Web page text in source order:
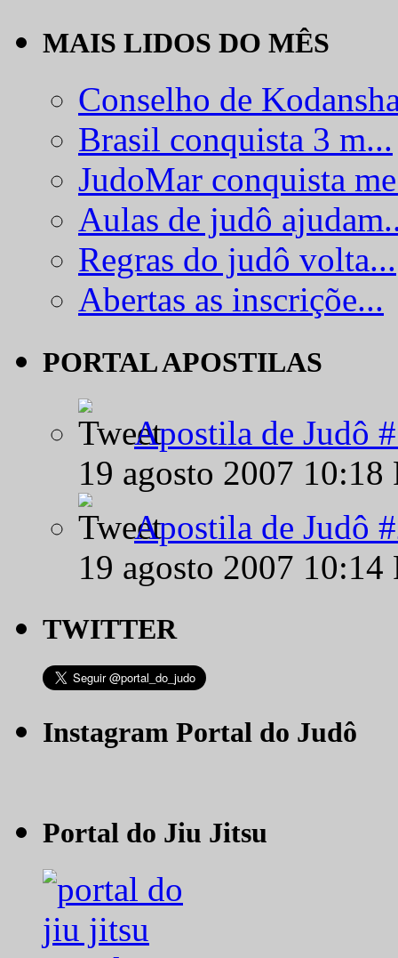
MAIS LIDOS DO MÊS
Conselho de
Brasil conquista 3 m...
JudoMar conquista
Aulas de judô
Regras do judô volta...
Abertas as inscriçõe...
PORTAL APOSTILAS
Apostila de Judô
19 agosto 2007
Apostila de Judô
19 agosto 2007
TWITTER
Instagram Portal do Judô
Portal do Jiu Jitsu